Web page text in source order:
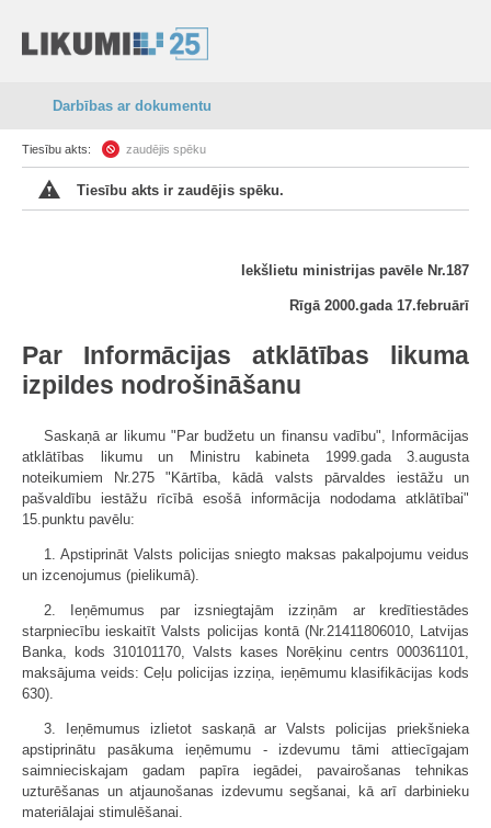
Darbības ar dokumentu
Tiesību akts: zaudējis spēku
Tiesību akts ir zaudējis spēku.
Iekšlietu ministrijas pavēle Nr.187
Rīgā 2000.gada 17.februārī
Par Informācijas atklātības likuma
izpildes nodrošināšanu
Saskaņā ar likumu "Par budžetu un finansu vadību", Informācijas
atklātības likumu un Ministru kabineta 1999.gada 3.augusta
noteikumiem Nr.275 "Kārtība, kādā valsts pārvaldes iestāžu un
pašvaldību iestāžu rīcībā esošā informācija nododama atklātībai"
15.punktu pavēlu:
1. Apstiprināt Valsts policijas sniegto maksas pakalpojumu veidus
un izcenojumus (pielikumā).
2. Ieņēmumus par izsniegtajām izziņām ar kredītiestādes
starpniecību ieskaitīt Valsts policijas kontā (Nr.21411806010, Latvijas
Banka, kods 310101170, Valsts kases Norēķinu centrs 000361101,
maksājuma veids: Ceļu policijas izziņa, ieņēmumu klasifikācijas kods
630).
3. Ieņēmumus izlietot saskaņā ar Valsts policijas priekšnieka
apstiprinātu pasākuma ieņēmumu - izdevumu tāmi attiecīgajam
saimnieciskajam gadam papīra iegādei, pavairošanas tehnikas
uzturēšanas un atjaunošanas izdevumu segšanai, kā arī darbinieku
materiālajai stimulēšanai.